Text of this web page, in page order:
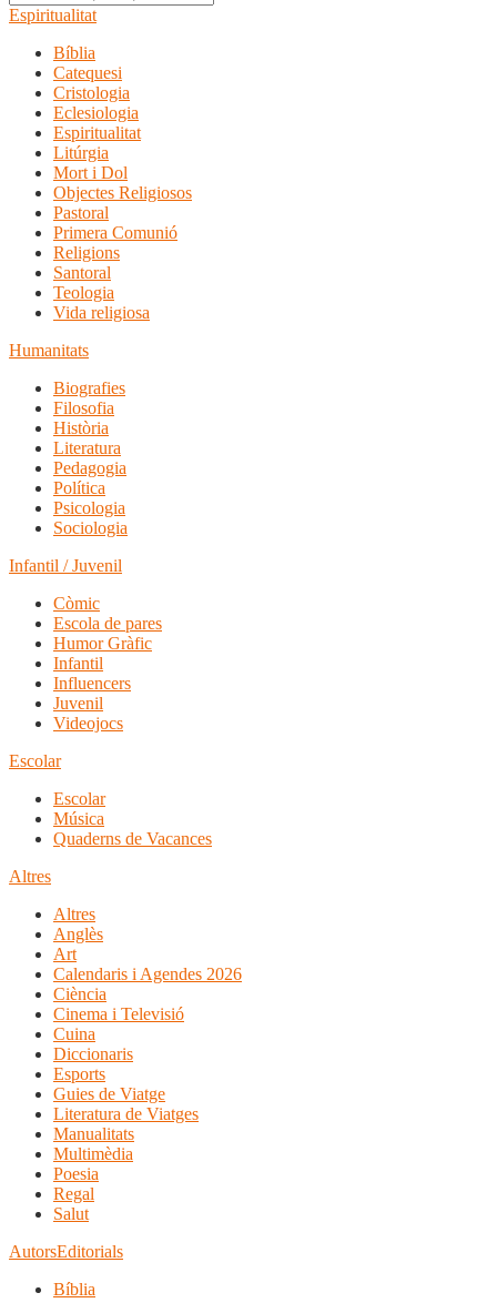
Espiritualitat
Bíblia
Catequesi
Cristologia
Eclesiologia
Espiritualitat
Litúrgia
Mort i Dol
Objectes Religiosos
Pastoral
Primera Comunió
Religions
Santoral
Teologia
Vida religiosa
Humanitats
Biografies
Filosofia
Història
Literatura
Pedagogia
Política
Psicologia
Sociologia
Infantil / Juvenil
Còmic
Escola de pares
Humor Gràfic
Infantil
Influencers
Juvenil
Videojocs
Escolar
Escolar
Música
Quaderns de Vacances
Altres
Altres
Anglès
Art
Calendaris i Agendes 2026
Ciència
Cinema i Televisió
Cuina
Diccionaris
Esports
Guies de Viatge
Literatura de Viatges
Manualitats
Multimèdia
Poesia
Regal
Salut
AutorsEditorials
Bíblia